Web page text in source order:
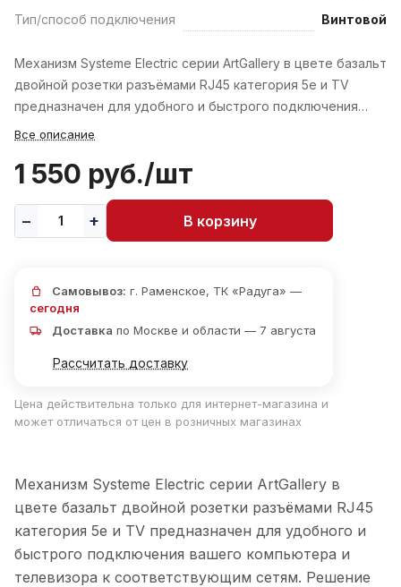
Тип/способ подключения
Винтовой
Механизм Systeme Electric серии ArtGallery в цвете базальт
двойной розетки разъёмами RJ45 категория 5е и TV
предназначен для удобного и быстрого подключения…
Все описание
1 550 руб./шт
В корзину
Самовывоз: г. Раменское, ТК «Радуга» —
сегодня
Доставка по Москве и области — 7 августа
Рассчитать доставку
Цена действительна только для интернет-магазина и
может отличаться от цен в розничных магазинах
Механизм Systeme Electric серии ArtGallery в
цвете базальт двойной розетки разъёмами RJ45
категория 5е и TV предназначен для удобного и
быстрого подключения вашего компьютера и
телевизора к соответствующим сетям. Решение